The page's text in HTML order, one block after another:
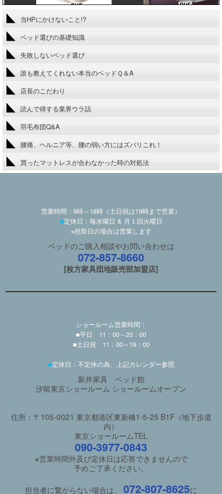
当HPにかけないこと!?
ベッド選びの基礎知識
失敗しないベッド選び
誰も教えてくれない本当のベッドＱ＆A
店長のこだわり
読んで得する業界ウラ話
羽毛布団Q&A
腰痛、ヘルニア等、腰の弱い方にはズバリこれ！
買ったマットレスが合わなかった時の対処法
営業時間：9時～18時（土日祝は19時まで営業）
■定休日：毎水曜日 & 月１回火曜日
※祝祭日の場合は営業します
ベッドのご購入相談やお問い合わせは
072-857-8660
[枚方家具団地販売部加盟店]
ショールーム営業時間：
■平日 11：00～20：00
■土日祝 11：00～19：00
■定休日：不定休の為、上記カレンダー参照
新井家具 ベッド館
汐留東京ショールーム ショールームオープン
住所：〒105-0021 東京都港区東新橋1-5-25 B1F（地下歩道
内）
東京ショールームTEL
090-3977-0843
※営業時間外及び定休日は応答できませんので
予めご了承ください。
担当者に繋がらない場合は、 072-807-8625に